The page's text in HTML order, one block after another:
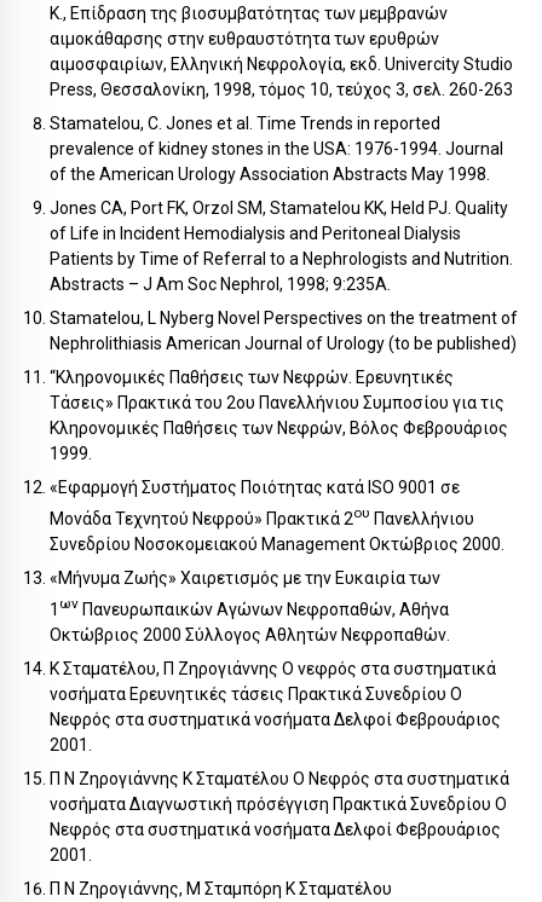
Κ., Επίδραση της βιοσυμβατότητας των μεμβρανών
αιμοκάθαρσης στην ευθραυστότητα των ερυθρών
αιμοσφαιρίων, Ελληνική Νεφρολογία, εκδ. Univercity Studio
Press, Θεσσαλονίκη, 1998, τόμος 10, τεύχος 3, σελ. 260-263
Stamatelou, C. Jones et al. Time Trends in reported
prevalence of kidney stones in the USA: 1976-1994. Journal
of the American Urology Association Abstracts May 1998.
Jones CA, Port FK, Orzol SM, Stamatelou KK, Held PJ. Quality
of Life in Incident Hemodialysis and Peritoneal Dialysis
Patients by Time of Referral to a Nephrologists and Nutrition.
Abstracts – J Am Soc Nephrol, 1998; 9:235A.
Stamatelou, L Nyberg Novel Perspectives on the treatment of
Nephrolithiasis American Journal of Urology (to be published)
“Κληρονομικές Παθήσεις των Νεφρών. Ερευνητικές
Τάσεις» Πρακτικά του 2ου Πανελλήνιου Συμποσίου για τις
Κληρονομικές Παθήσεις των Νεφρών, Βόλος Φεβρουάριος
1999.
«Εφαρμογή Συστήματος Ποιότητας κατά ISO 9001 σε
Μονάδα Τεχνητού Νεφρού» Πρακτικά 2ου Πανελλήνιου
Συνεδρίου Νοσοκομειακού Management Οκτώβριος 2000.
«Μήνυμα Ζωής» Χαιρετισμός με την Ευκαιρία των
1 ων Πανευρωπαικών Αγώνων Νεφροπαθών, Αθήνα
Οκτώβριος 2000 Σύλλογος Αθλητών Νεφροπαθών.
Κ Σταματέλου, Π Ζηρογιάννης Ο νεφρός στα συστηματικά
νοσήματα Ερευνητικές τάσεις Πρακτικά Συνεδρίου Ο
Νεφρός στα συστηματικά νοσήματα Δελφοί Φεβρουάριος
2001.
Π Ν Ζηρογιάννης Κ Σταματέλου Ο Νεφρός στα συστηματικά
νοσήματα Διαγνωστική πρόσέγγιση Πρακτικά Συνεδρίου Ο
Νεφρός στα συστηματικά νοσήματα Δελφοί Φεβρουάριος
2001.
Π Ν Ζηρογιάννης, M Σταμπόρη Κ Σταματέλου